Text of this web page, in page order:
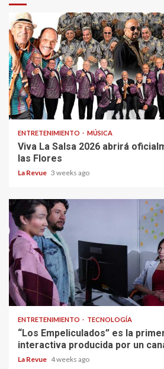
ENTRETENIMIENTO MÚSICA
Viva La Salsa 2026 abrirá
las Flores
La Revue 3 weeks ago
ENTRETENIMIENTO TECNOLOGÍA
“Los Empeliculados” es la
interactiva producida por un
La Revue 4 weeks ago